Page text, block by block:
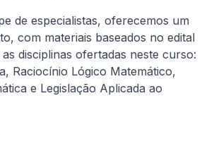
de especialistas, oferecemos um
com materiais baseados no edital
as disciplinas ofertadas neste curso:
Raciocínio Lógico Matemático,
e Legislação Aplicada ao